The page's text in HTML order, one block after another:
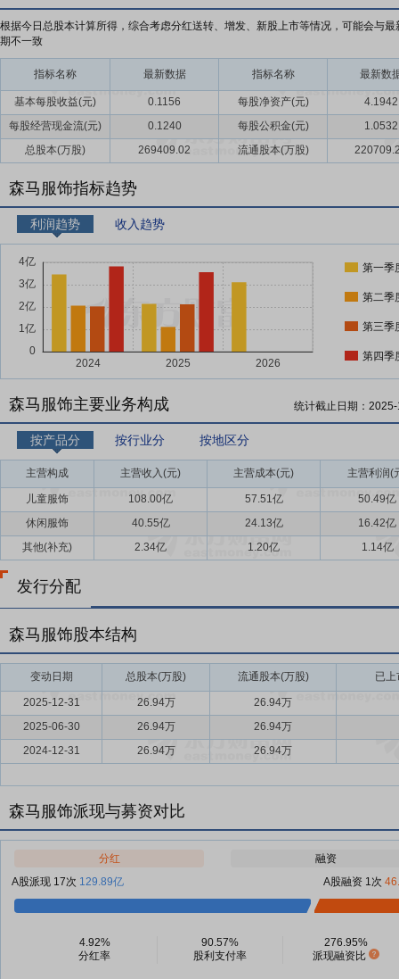
根据今日总股本计算所得，综合考虑分红送转、增发、新股上市等情况，可能会与最
期不一致
指标名称 最新数据 指标名称 最新数
基本每股收益(元) 0.1156 每股净资产(元)
4.1942
每股经营现金流(元)
0.1240 每股公积金(元)
1.0532
总股本(万股)
269409.02 流通股本(万股)
森马服饰指标趋势
利润趋势 收入趋势
第一季
第二季
第三季
第四季
森马服饰主要业务构成 统计截止日期：
按产品分 按行业分 按地区分
主营构成 主营收入(元) 主营成本(元) 主营利润(
儿童服饰 108.00亿 57.51亿
50.49亿
休闲服饰
40.55亿 24.13亿
16.42亿
其他(补充)
2.34亿 1.20亿 1.14亿
发行分配
森马服饰股本结构
变动日期 总股本(万股) 流通股本(万股) 已
2025-12-31 26.94万
26.94万
2025-06-30
26.94万
26.94万
2024-12-31
26.94万 26.94万
森马服饰派现与募资对比
分红
融资
A股派现 17次 129.89亿 A股融资 1次
4.92%
分红率
90.57%
股利支付率
276.95%
派现融资比